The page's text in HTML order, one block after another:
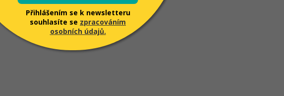
Přihlášením se k newsletteru
souhlasíte se zpracováním
osobních údajů.